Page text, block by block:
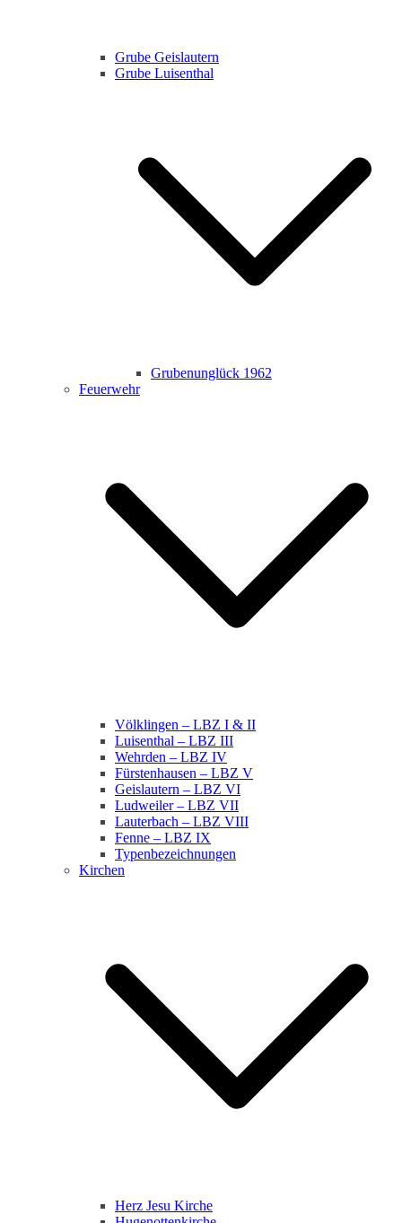
Grube Geislautern
Grube Luisenthal
Grubenunglück 1962
Feuerwehr
Völklingen – LBZ I & II
Luisenthal – LBZ III
Wehrden – LBZ IV
Fürstenhausen – LBZ V
Geislautern – LBZ VI
Ludweiler – LBZ VII
Lauterbach – LBZ VIII
Fenne – LBZ IX
Typenbezeichnungen
Kirchen
Herz Jesu Kirche